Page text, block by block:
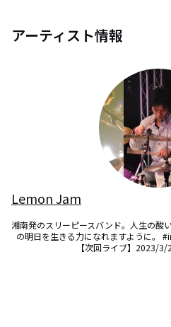
アーティスト情報
Lemon Jam
湘南発のスリーピースバンド。人生の酸
の明日を生きる力になれますように。
【次回ライブ】2023/